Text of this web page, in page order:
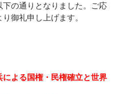
の通りとなりました。ご応
御礼申し上げます。
よる国権・民権確立と世界